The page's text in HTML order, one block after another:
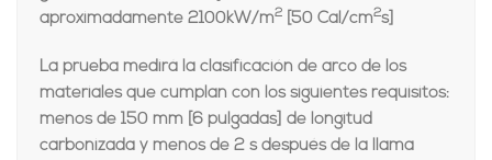
aproximadamente 2100kW/m2 [50 Cal/cm2s]
La prueba medirá la clasificación de arco de los
materiales que cumplan con los siguientes requisitos:
menos de 150 mm [6 pulgadas] de longitud
carbonizada y menos de 2 s después de la llama